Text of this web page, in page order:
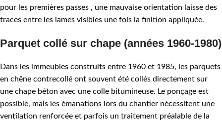
pour les premières passes , une mauvaise orientation laisse des
traces entre les lames visibles une fois la finition appliquée.
Parquet collé sur chape (années 1960-1980)
Dans les immeubles construits entre 1960 et 1985, les parquets
en chêne contrecollé ont souvent été collés directement sur
une chape béton avec une colle bitumineuse. Le ponçage est
possible, mais les émanations lors du chantier nécessitent une
ventilation renforcée et parfois un traitement préalable de la